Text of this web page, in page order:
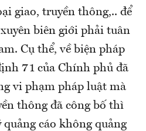
giao, truyền thông,.. để
biên giới phải tuân
Cụ thể, về biện pháp
71 của Chính phủ đã
vi phạm pháp luật mà
thông đã công bố thì
cáo không quảng